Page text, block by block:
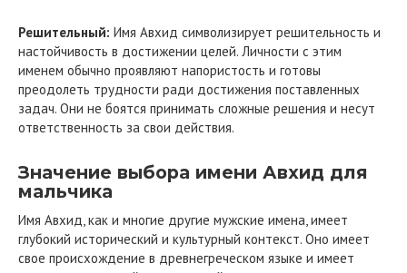
Решительный: Имя Авхид символизирует решительность и
настойчивость в достижении целей. Личности с этим
именем обычно проявляют напористость и готовы
преодолеть трудности ради достижения поставленных
задач. Они не боятся принимать сложные решения и несут
ответственность за свои действия.
Значение выбора имени Авхид для
мальчика
Имя Авхид, как и многие другие мужские имена, имеет
глубокий исторический и культурный контекст. Оно имеет
свое происхождение в древнегреческом языке и имеет